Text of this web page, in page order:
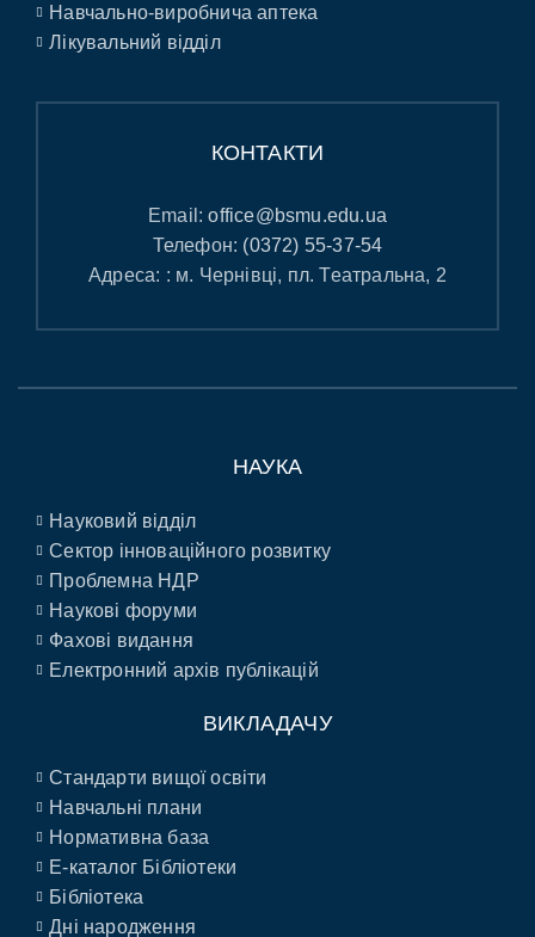
Навчально-виробнича аптека
Лікувальний відділ
КОНТАКТИ
Email:office@bsmu.edu.ua
Телефон: (0372) 55-37-54
Адреса: : м. Чернівці, пл. Театральна, 2
НАУКА
Науковий відділ
Сектор інноваційного розвитку
Проблемна НДР
Наукові форуми
Фахові видання
Електронний архів публікацій
ВИКЛАДАЧУ
Стандарти вищої освіти
Навчальні плани
Нормативна база
E-каталог Бібліотеки
Бібліотека
Дні народження